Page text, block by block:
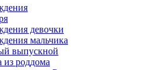
девочки
мальчика
выпускной
роддома